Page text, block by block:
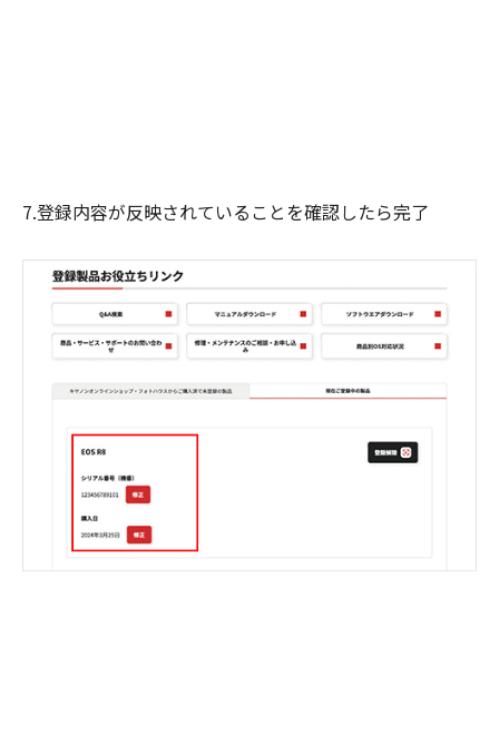
7.登録内容が反映されていることを確認したら完了